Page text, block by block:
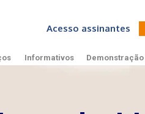
Acesso assinantes
Informativos Demonstração